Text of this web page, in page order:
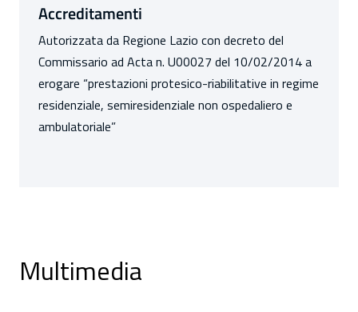
Accreditamenti
Autorizzata da Regione Lazio con decreto del
Commissario ad Acta n. U00027 del 10/02/2014 a
erogare “prestazioni protesico-riabilitative in regime
residenziale, semiresidenziale non ospedaliero e
ambulatoriale”
Multimedia